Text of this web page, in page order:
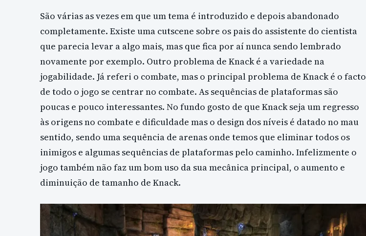
São várias as vezes em que um tema é introduzido e depois abandonado
completamente. Existe uma cutscene sobre os pais do assistente do cientista
que parecia levar a algo mais, mas que fica por aí nunca sendo lembrado
novamente por exemplo. Outro problema de Knack é a variedade na
jogabilidade. Já referi o combate, mas o principal problema de Knack é o facto
de todo o jogo se centrar no combate. As sequências de plataformas são
poucas e pouco interessantes. No fundo gosto de que Knack seja um regresso
às origens no combate e dificuldade mas o design dos níveis é datado no mau
sentido, sendo uma sequência de arenas onde temos que eliminar todos os
inimigos e algumas sequências de plataformas pelo caminho. Infelizmente o
jogo também não faz um bom uso da sua mecânica principal, o aumento e
diminuição de tamanho de Knack.